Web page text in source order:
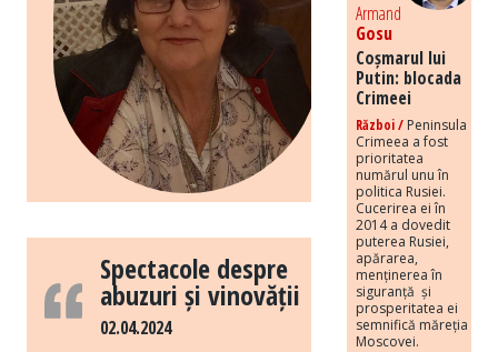
Spectacole despre
abuzuri și vinovății
02.04.2024
Armand
Gosu
Coșmarul lui
Putin: blocada
Crimeei
Război / Peninsula
Crimeea a fost
prioritatea
numărul unu în
politica Rusiei.
Cucerirea ei în
2014 a dovedit
puterea Rusiei,
apărarea,
menținerea în
siguranță și
prosperitatea ei
semnifică măreția
Moscovei.